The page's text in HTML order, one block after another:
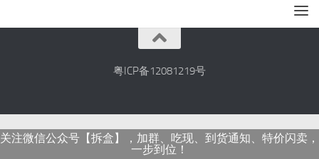
粤ICP备12081219号
关注微信公众号【拆盒】，加群、吃现、到货通知、特价闪卖，
一步到位！